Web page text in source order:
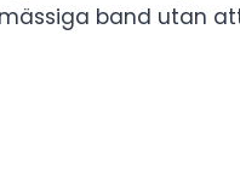
band utan